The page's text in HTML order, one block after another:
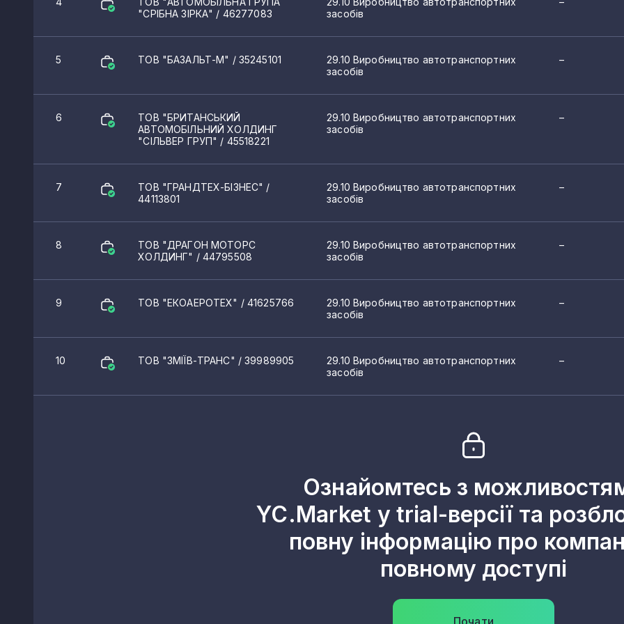
"СРІБНА ЗІРКА" / 46277083
засобів
5 ТОВ "БАЗАЛЬТ-М" / 35245101
29.10 Виробництво автотранспортних
засобів
–
6
ТОВ "БРИТАНСЬКИЙ
АВТОМОБІЛЬНИЙ ХОЛДИНГ
"СІЛЬВЕР ГРУП" / 45518221
29.10 Виробництво автотранспортних
засобів
–
7 ТОВ "ГРАНДТЕХ-БІЗНЕС" /
44113801
29.10 Виробництво автотранспортних
засобів
–
8
ТОВ "ДРАГОН МОТОРС
ХОЛДИНГ" / 44795508
29.10 Виробництво автотранспортних
засобів
–
9 ТОВ "ЕКОАЕРОТЕХ" / 41625766
29.10 Виробництво автотранспортних
засобів
–
10 ТОВ "ЗМІЇВ-ТРАНС" / 39989905
29.10 Виробництво автотранспортних
засобів
–
Ознайомтесь з
YC.Market у trial-версії та
повну інформацію про
повному доступі